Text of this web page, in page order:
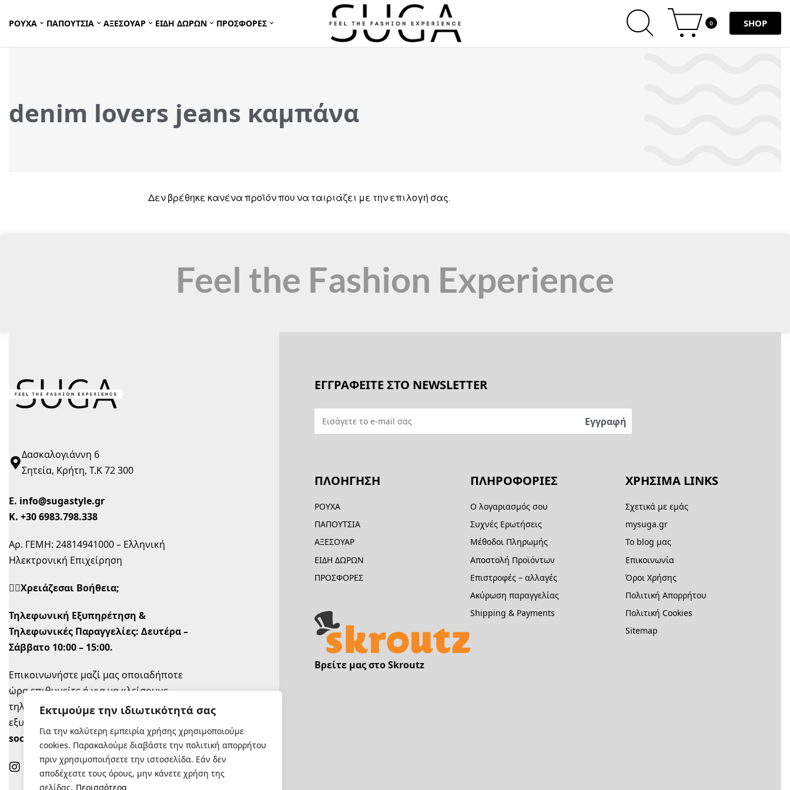
Εκτιμούμε την ιδιωτικότητά σας
Για την καλύτερη εμπειρία χρήσης χρησιμοποιούμε
cookies. Παρακαλούμε διαβάστε την πολιτική απορρήτου
πριν χρησιμοποιήσετε την ιστοσελίδα. Εάν δεν
αποδέχεστε τους όρους, μην κάνετε χρήση της
σελίδας. Περισσότερα
ΡΟΥΧΑ ΠΑΠΟΥΤΣΙΑ ΑΞΕΣΟΥΑΡ ΕΙΔΗ ΔΩΡΩΝ ΠΡΟΣΦΟΡΕΣ 0 SHOP
denim lovers jeans καμπάνα
Δεν βρέθηκε κανένα προϊόν που να ταιριάζει με την επιλογή σας.
Feel the Fashion Experience
Δασκαλογιάννη 6
Σητεία, Κρήτη, Τ.Κ 72 300
Ε. info@sugastyle.gr
Κ. +30 6983.798.338
Αρ. ΓΕΜΗ: 24814941000 – Ελληνική
Ηλεκτρονική Επιχείρηση
🙋‍♀️Χρειάζεσαι Βοήθεια;
Τηλεφωνική Εξυπηρέτηση &
Τηλεφωνικές Παραγγελίες: Δευτέρα –
Σάββατο 10:00 – 15:00.
Επικοινωνήστε μαζί μας οποιαδήποτε
ώρα επιθυμείτε ή για να κλείσουμε
τηλεφωνικό ραντεβού την ώρα που σας
εξυπηρετεί στο
social
.
ΕΓΓΡΑΦΕΙΤΕ ΣΤΟ NEWSLETTER
ΠΛΟΗΓΗΣΗ
ΡΟΥΧΑ
ΠΑΠΟΥΤΣΙΑ
ΑΞΕΣΟΥΑΡ
ΕΙΔΗ ΔΩΡΩΝ
ΠΡΟΣΦΟΡΕΣ
Βρείτε μας στο Skroutz
ΠΛΗΡΟΦΟΡΙΕΣ
Ο λογαριασμός σου
Συχνές Ερωτήσεις
Μέθοδοι Πληρωμής
Αποστολή Προϊόντων
Επιστροφές – αλλαγές
Ακύρωση παραγγελίας
Shipping & Payments
ΧΡΗΣΙΜΑ LINKS
Σχετικά με εμάς
mysuga.gr
Το blog μας
Επικοινωνία
Όροι Χρήσης
Πολιτική Απορρήτου
Πολιτική Cookies
Sitemap